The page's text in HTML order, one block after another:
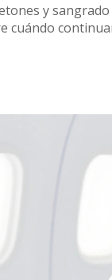
y
cuándo